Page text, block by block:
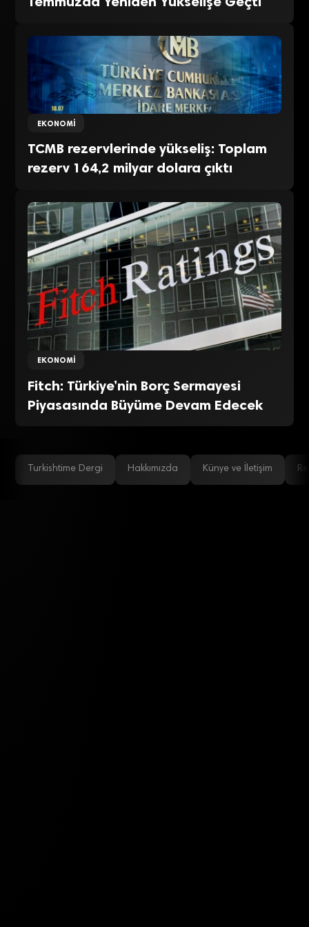
EKONOMI
TCMB rezervlerinde yükseliş: Toplam
rezerv 164,2 milyar dolara çıktı
EKONOMI
Fitch: Türkiye’nin Borç Sermayesi
Piyasasında Büyüme Devam Edecek
Turkishtime Dergi Hakkımızda Künye ve İletişim